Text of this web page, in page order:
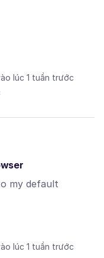
lúc 1 tuần trước
my default
lúc 1 tuần trước